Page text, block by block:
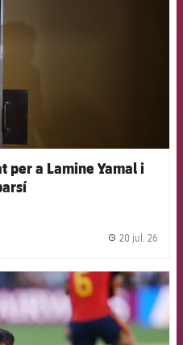
per a Lamine Yamal i
20 jul. 26
FCB Barcelona badge